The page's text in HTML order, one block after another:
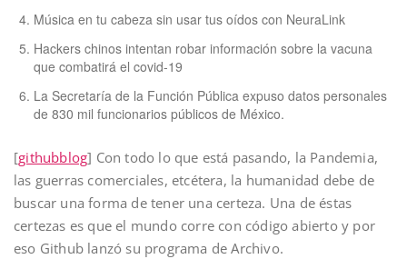
Música en tu cabeza sin usar tus oídos con NeuraLink
Hackers chinos intentan robar información sobre la vacuna
que combatirá el covid-19
La Secretaría de la Función Pública expuso datos personales
de 830 mil funcionarios públicos de México.
[githubblog] Con todo lo que está pasando, la Pandemia,
las guerras comerciales, etcétera, la humanidad debe de
buscar una forma de tener una certeza. Una de éstas
certezas es que el mundo corre con código abierto y por
eso Github lanzó su programa de Archivo.